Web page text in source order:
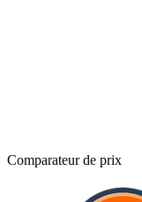
Comparateur de prix